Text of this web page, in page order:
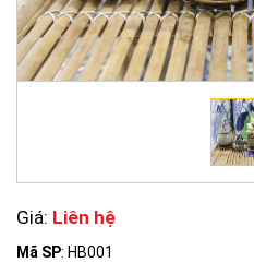
Giá: Liên hệ
Mã SP: HB001